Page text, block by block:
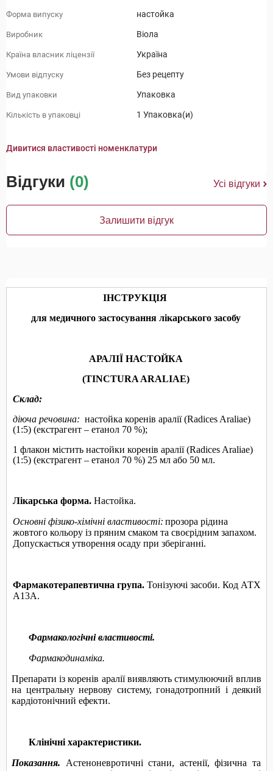
Форма випуску настойка
Виробник Віола
Країна власник ліцензії Україна
Умови відпуску Без рецепту
Вид упаковки Упаковка
Кількість в упаковці 1 Упаковка(и)
Дивитися властивості номенклатури
Відгуки (0) Усі відгуки
Залишити відгук